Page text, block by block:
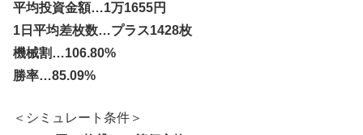
平均投資金額…1万1655円
1日平均差枚数…プラス1428枚
機械割…106.80%
勝率…85.09%
＜シミュレート条件＞